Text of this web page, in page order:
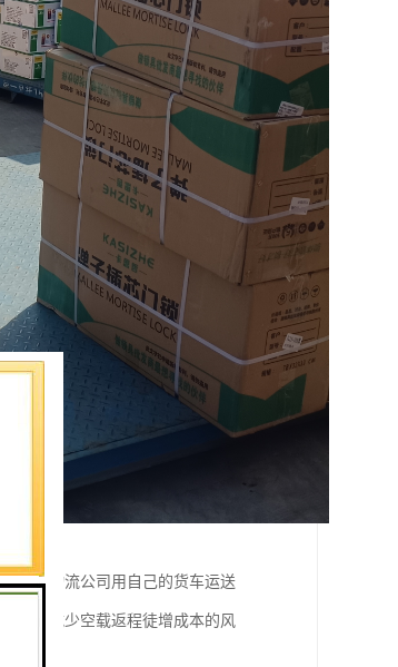
、即物流公司用自己的货车运送
装、减少空载返程徒增成本的风